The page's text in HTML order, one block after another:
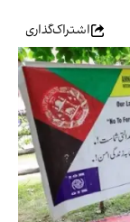
اشتراک‌گذاری